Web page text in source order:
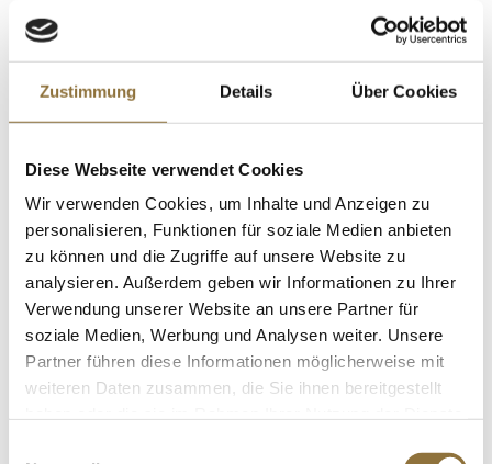
Zustimmung Details Über Cookies
Diese Webseite verwendet Cookies
Wir verwenden Cookies, um Inhalte und Anzeigen zu
personalisieren, Funktionen für soziale Medien anbieten
zu können und die Zugriffe auf unsere Website zu
analysieren. Außerdem geben wir Informationen zu Ihrer
Verwendung unserer Website an unsere Partner für
soziale Medien, Werbung und Analysen weiter. Unsere
Partner führen diese Informationen möglicherweise mit
weiteren Daten zusammen, die Sie ihnen bereitgestellt
€ 15,82/ kg
St.
LEBENSMITTELKENNZEICHNUNGEN
Rich Terracotta Kakao Pulver, schwach
entölt, 20-22% Fett, deZaan, 1 kg
Art.Nr.:61094